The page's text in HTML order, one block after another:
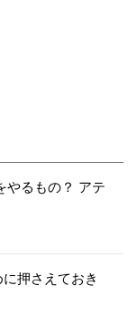
やるもの？ アテ
押さえておき